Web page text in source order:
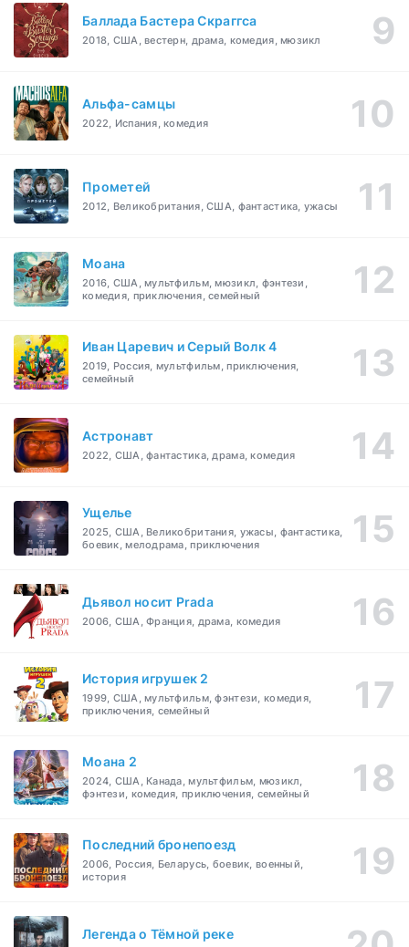
Баллада Бастера Скраггса
2018, США, вестерн, драма, комедия, мюзикл
Альфа-самцы
2022, Испания, комедия
Прометей
2012, Великобритания, США, фантастика, ужасы
Моана
2016, США, мультфильм, мюзикл, фэнтези,
комедия, приключения, семейный
Иван Царевич и Серый Волк 4
2019, Россия, мультфильм, приключения,
семейный
Астронавт
2022, США, фантастика, драма, комедия
Ущелье
2025, США, Великобритания, ужасы, фантастика,
боевик, мелодрама, приключения
Дьявол носит Prada
2006, США, Франция, драма, комедия
История игрушек 2
1999, США, мультфильм, фэнтези, комедия,
приключения, семейный
Моана 2
2024, США, Канада, мультфильм, мюзикл,
фэнтези, комедия, приключения, семейный
Последний бронепоезд
2006, Россия, Беларусь, боевик, военный,
история
Легенда о Тёмной реке